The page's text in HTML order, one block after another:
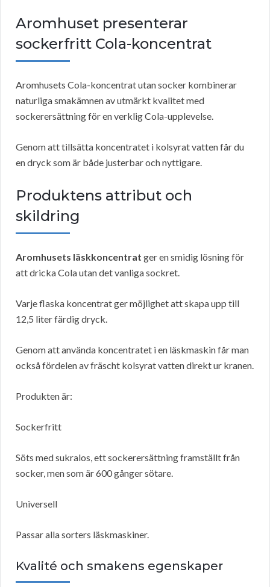
Aromhuset presenterar
sockerfritt Cola-koncentrat
Aromhusets Cola-koncentrat utan socker kombinerar
naturliga smakämnen av utmärkt kvalitet med
sockerersättning för en verklig Cola-upplevelse.
Genom att tillsätta koncentratet i kolsyrat vatten får du
en dryck som är både justerbar och nyttigare.
Produktens attribut och
skildring
Aromhusets läskkoncentrat ger en smidig lösning för
att dricka Cola utan det vanliga sockret.
Varje flaska koncentrat ger möjlighet att skapa upp till
12,5 liter färdig dryck.
Genom att använda koncentratet i en läskmaskin får man
också fördelen av fräscht kolsyrat vatten direkt ur kranen.
Produkten är:
Sockerfritt
Söts med sukralos, ett sockerersättning framställt från
socker, men som är 600 gånger sötare.
Universell
Passar alla sorters läskmaskiner.
Kvalité och smakens egenskaper